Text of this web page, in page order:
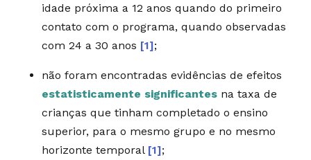
idade próxima a 12 anos quando do primeiro
contato com o programa, quando observadas
com 24 a 30 anos [1];
não foram encontradas evidências de efeitos
estatisticamente significantesna taxa de
crianças que tinham completado o ensino
superior, para o mesmo grupo e no mesmo
horizonte temporal [1];